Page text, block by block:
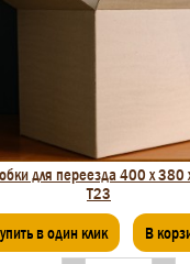
для переезда 400 x 380
Т23
в один клик В